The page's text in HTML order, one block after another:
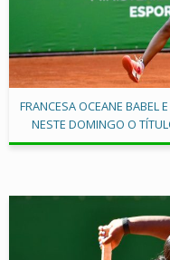
FRANCESA OCEANE BABEL
NESTE DOMINGO O